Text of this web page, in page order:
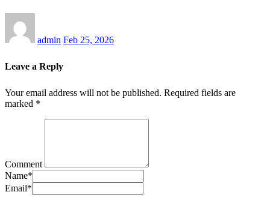
admin Feb 25, 2026
Leave a Reply
Your email address will not be published. Required fields are
marked *
Comment
Name*
Email*